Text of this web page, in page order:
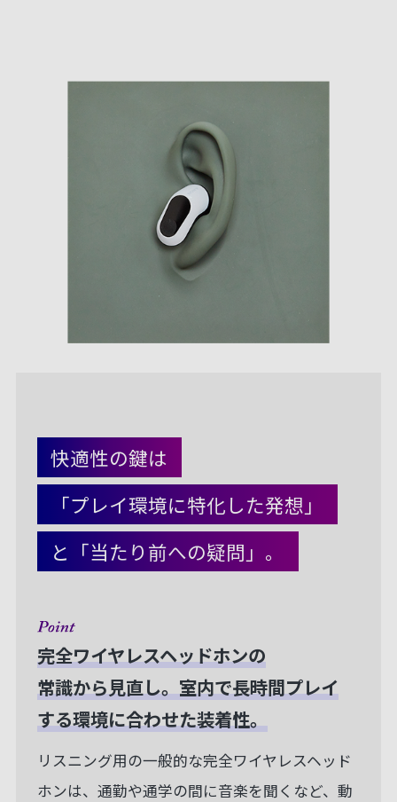
快適性の鍵は
「プレイ環境に特化した発想」
と「当たり前への疑問」。
完全ワイヤレスヘッドホンの
常識から見直し。室内で長時間プレイ
する環境に合わせた装着性。
リスニング用の一般的な完全ワイヤレスヘッド
ホンは、通勤や通学の間に音楽を聞くなど、動